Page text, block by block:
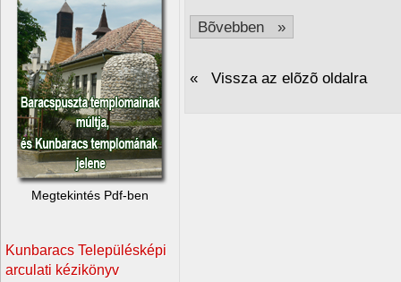
Megtekintés Pdf-ben
Kunbaracs Településképi
arculati kézikönyv
Bõvebben »
« Vissza az elõzõ oldalra